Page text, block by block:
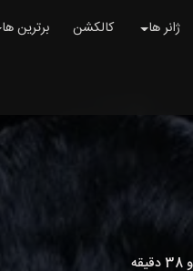
ژانر ها کالکشن برترین ها